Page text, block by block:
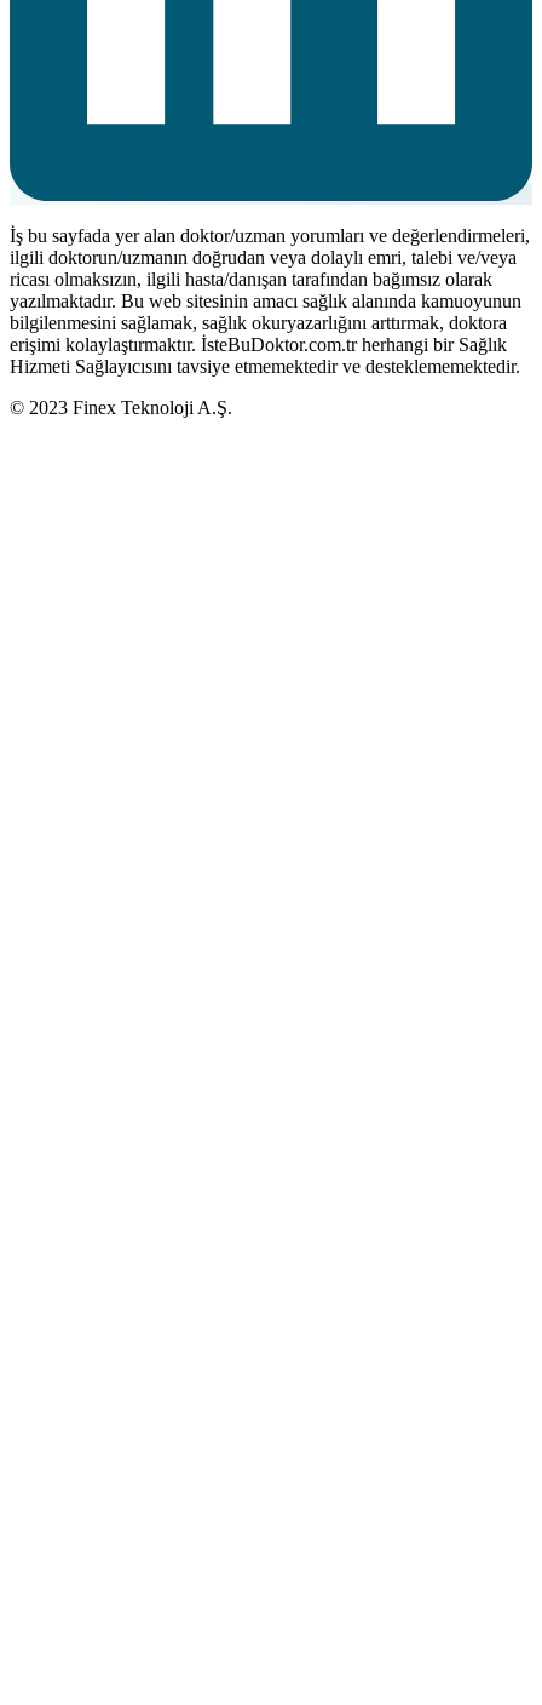
İş bu sayfada yer alan doktor/uzman yorumları ve değerlendirmeleri,
ilgili doktorun/uzmanın doğrudan veya dolaylı emri, talebi ve/veya
ricası olmaksızın, ilgili hasta/danışan tarafından bağımsız olarak
yazılmaktadır. Bu web sitesinin amacı sağlık alanında kamuoyunun
bilgilenmesini sağlamak, sağlık okuryazarlığını arttırmak, doktora
erişimi kolaylaştırmaktır. İsteBuDoktor.com.tr herhangi bir Sağlık
Hizmeti Sağlayıcısını tavsiye etmemektedir ve desteklememektedir.
© 2023 Finex Teknoloji A.Ş.